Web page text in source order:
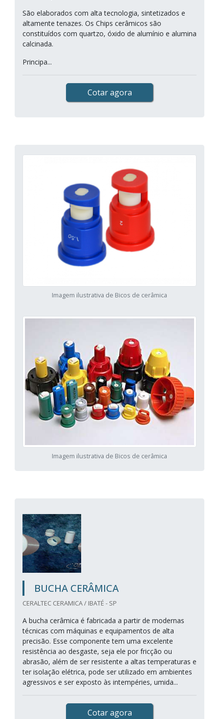
São elaborados com alta tecnologia, sintetizados e
altamente tenazes. Os Chips cerâmicos são
constituídos com quartzo, óxido de alumínio e alumina
calcinada.
Principa...
Cotar agora
Imagem ilustrativa de Bicos de cerâmica
Imagem ilustrativa de Bicos de cerâmica
BUCHA CERÂMICA
CERALTEC CERAMICA / IBATÉ - SP
A bucha cerâmica é fabricada a partir de modernas
técnicas com máquinas e equipamentos de alta
precisão. Esse componente tem uma excelente
resistência ao desgaste, seja ele por fricção ou
abrasão, além de ser resistente a altas temperaturas e
ter isolação elétrica, pode ser utilizado em ambientes
agressivos e ser exposto às intempéries, umida...
Cotar agora